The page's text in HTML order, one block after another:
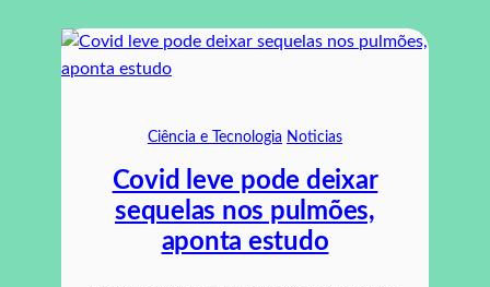
Ciência e Tecnologia Noticias
Covid leve pode deixar
sequelas nos pulmões,
aponta estudo